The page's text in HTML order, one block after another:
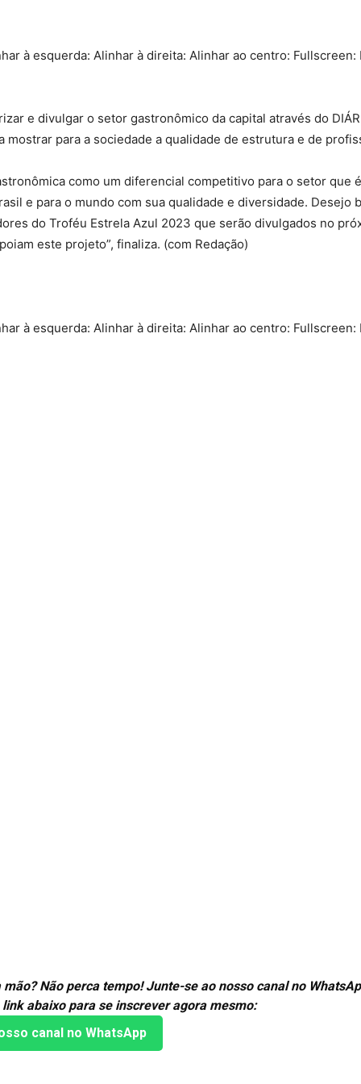
à esquerda: Alinhar à direita: Alinhar ao centro: Fullscreen:
e divulgar o setor gastronômico da capital através do
para a sociedade a qualidade de estrutura e de
como um diferencial competitivo para o setor que
e para o mundo com sua qualidade e diversidade. Desejo
do Troféu Estrela Azul 2023 que serão divulgados no
este projeto”, finaliza. (com Redação)
à esquerda: Alinhar à direita: Alinhar ao centro: Fullscreen:
Não perca tempo! Junte-se ao nosso canal no
abaixo para se inscrever agora mesmo:
canal no WhatsApp